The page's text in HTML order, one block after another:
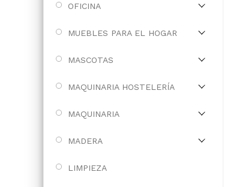
OFICINA
MUEBLES PARA EL HOGAR
MASCOTAS
MAQUINARIA HOSTELERÍA
MAQUINARIA
MADERA
LIMPIEZA